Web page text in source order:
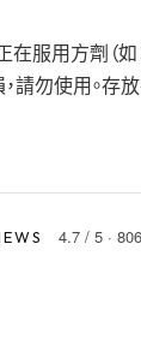
服用方劑（
勿使用。存
4.7 /5 ·